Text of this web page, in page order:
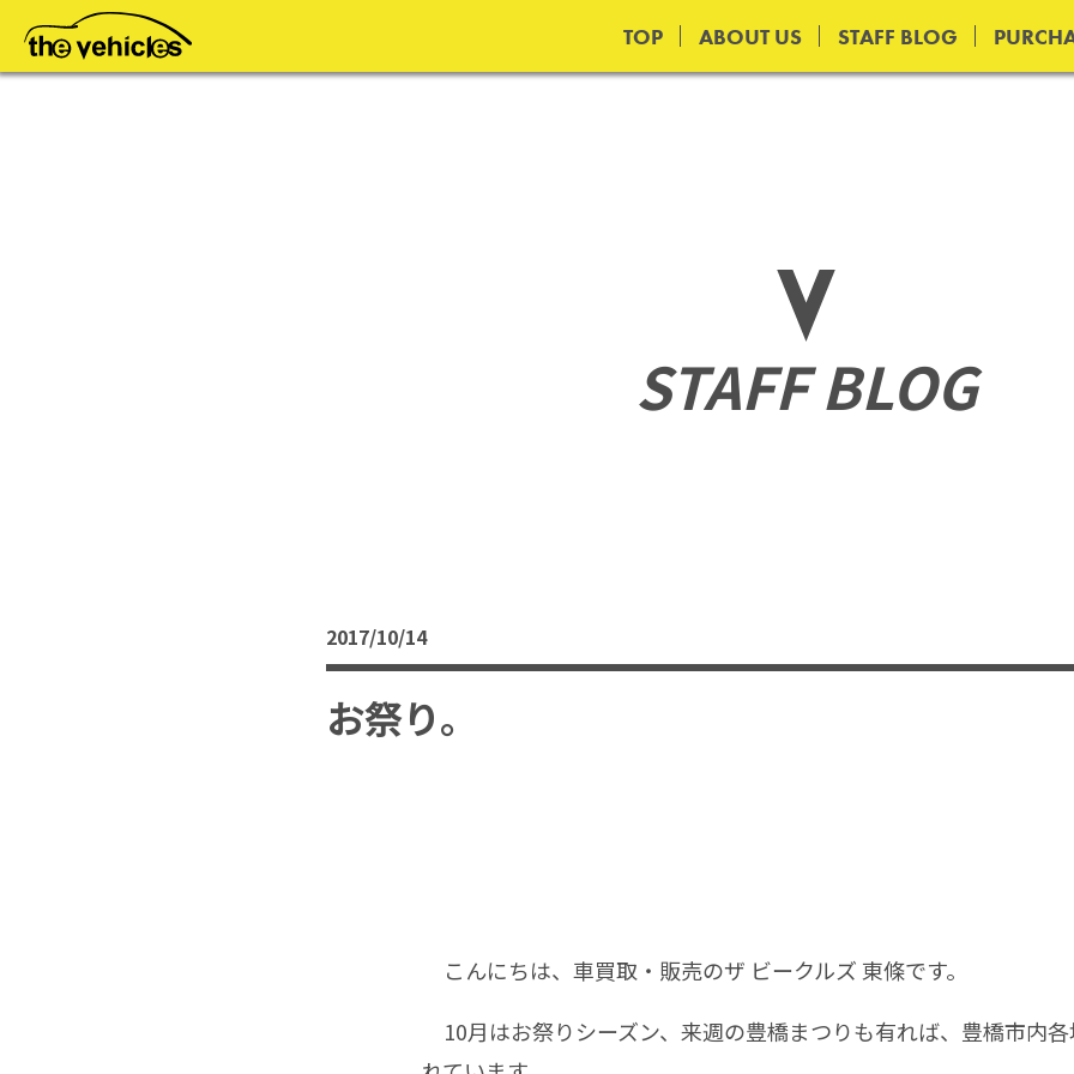
TOP ABOUT US STAFF BLOG
STAFF BLOG
お祭り。
2017/10/14
こんにちは、車買取・販売のザ ビークルズ 東條です。
10月はお祭りシーズン、来週の豊橋まつりも有れば、豊橋市内